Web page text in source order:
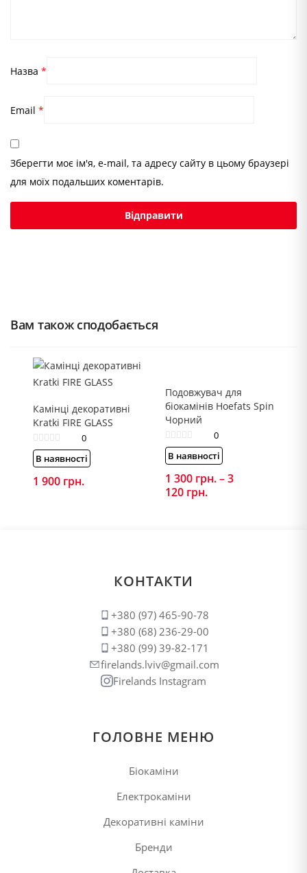
Назва *
Email *
Зберегти моє ім'я, e-mail, та адресу сайту в цьому браузері
для моїх подальших коментарів.
Вам також сподобається
Камінці декоративні
Kratki FIRE GLASS
0
В наявності
1 900 грн.
Подовжувач для
біокамінів Hoefats Spin
Чорний
0
В наявності
1 300 грн.–3
120 грн.
КОНТАКТИ
+380 (97) 465-90-78
+380 (68) 236-29-00
+380 (99) 39-82-171
firelands.lviv@gmail.com
Firelands Instagram
ГОЛОВНЕ МЕНЮ
Біокаміни
Електрокаміни
Декоративні каміни
Бренди